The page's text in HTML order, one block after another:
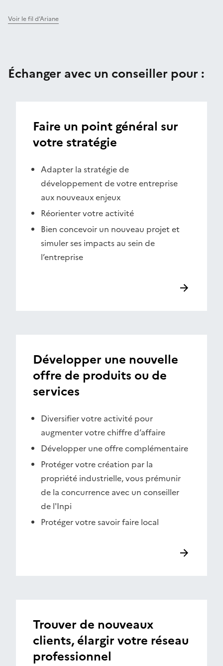
Voir le fil d’Ariane
Échanger avec un conseiller pour :
Faire un point général sur
votre stratégie
Adapter la stratégie de
développement de votre entreprise
aux nouveaux enjeux
Réorienter votre activité
Bien concevoir un nouveau projet et
simuler ses impacts au sein de
l’entreprise
Développer une nouvelle
offre de produits ou de
services
Diversifier votre activité pour
augmenter votre chiffre d’affaire
Développer une offre complémentaire
Protéger votre création par la
propriété industrielle, vous prémunir
de la concurrence avec un conseiller
de l'Inpi
Protéger votre savoir faire local
Trouver de nouveaux
clients, élargir votre réseau
professionnel